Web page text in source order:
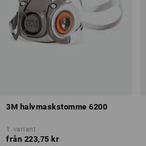
3M halvmaskstomme 6200
1 variant
från 223,75 kr